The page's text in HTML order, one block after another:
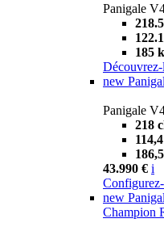
Panigale
185
Découvrez-
new
Panigale
218
43.990 € i
new
Champion